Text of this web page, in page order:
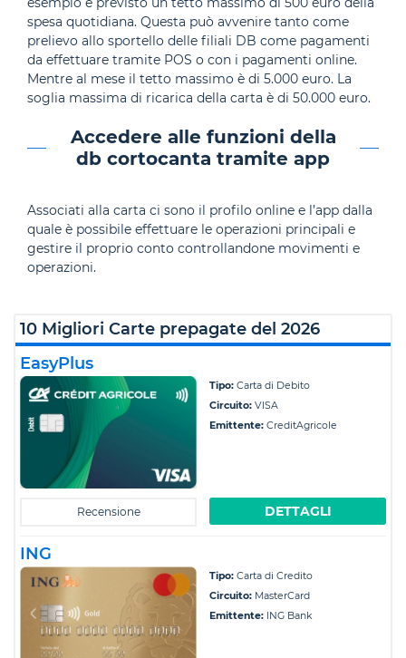
spesa quotidiana. Questa può avvenire tanto come
prelievo allo sportello delle filiali DB come pagamenti
da effettuare tramite POS o con i pagamenti online.
Mentre al mese il tetto massimo è di 5.000 euro. La
soglia massima di ricarica della carta è di 50.000 euro.
Accedere alle funzioni della
db cortocanta tramite app
Associati alla carta ci sono il profilo online e l’app dalla
quale è possibile effettuare le operazioni principali e
gestire il proprio conto controllandone movimenti e
operazioni.
10 Migliori Carte prepagate del 2026
EasyPlus
Tipo: Carta di Debito
Circuito: VISA
Emittente: CreditAgricole
Recensione DETTAGLI
ING
Tipo: Carta di Credito
Circuito: MasterCard
Emittente: ING Bank